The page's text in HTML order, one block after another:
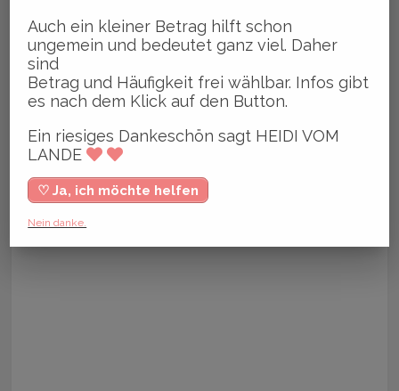
Auch ein kleiner Betrag hilft schon
ungemein und bedeutet ganz viel. Daher
sind
Betrag und Häufigkeit frei wählbar. Infos gibt
es nach dem Klick auf den Button.
Ein riesiges Dankeschön sagt HEIDI VOM
LANDE
♡ Ja, ich möchte helfen
Nein danke.